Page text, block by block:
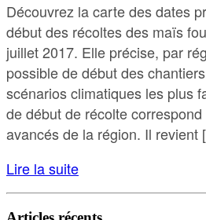
Découvrez la carte des dates
début des récoltes des maïs
juillet 2017. Elle précise, par
possible de début des
scénarios climatiques les plus
de début de récolte
avancés de la région. Il
Lire la suite